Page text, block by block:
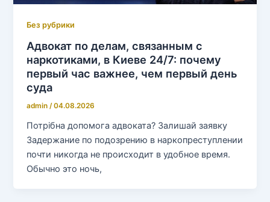
Без рубрики
Адвокат по делам, связанным с
наркотиками, в Киеве 24/7: почему
первый час важнее, чем первый день
суда
admin /04.08.2026
Потрібна допомога адвоката? Залишай заявку
Задержание по подозрению в наркопреступлении
почти никогда не происходит в удобное время.
Обычно это ночь,